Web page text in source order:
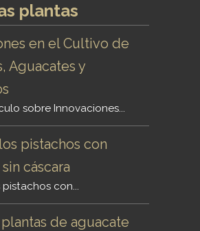
plantas
en el Cultivo de
Aguacates y
sobre Innovaciones...
pistachos con
cáscara
con...
de aguacate